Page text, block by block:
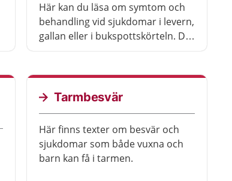
Här kan du läsa om symtom och
behandling vid sjukdomar i levern,
gallan eller i bukspottskörteln. Det
Tarmbesvär
Här finns texter om besvär och
sjukdomar som både vuxna och
barn kan få i tarmen.